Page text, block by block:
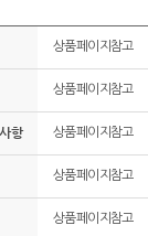
상품페이지참고
상품페이지참고
항 상품페이지참고
상품페이지참고
상품페이지참고